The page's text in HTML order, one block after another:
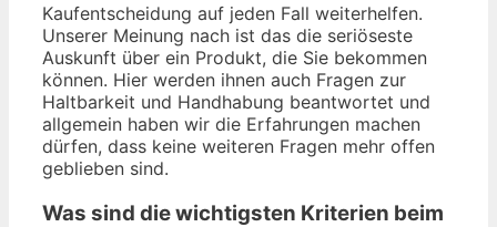
Kaufentscheidung auf jeden Fall weiterhelfen.
Unserer Meinung nach ist das die seriöseste
Auskunft über ein Produkt, die Sie bekommen
können. Hier werden ihnen auch Fragen zur
Haltbarkeit und Handhabung beantwortet und
allgemein haben wir die Erfahrungen machen
dürfen, dass keine weiteren Fragen mehr offen
geblieben sind.
Was sind die wichtigsten Kriterien beim